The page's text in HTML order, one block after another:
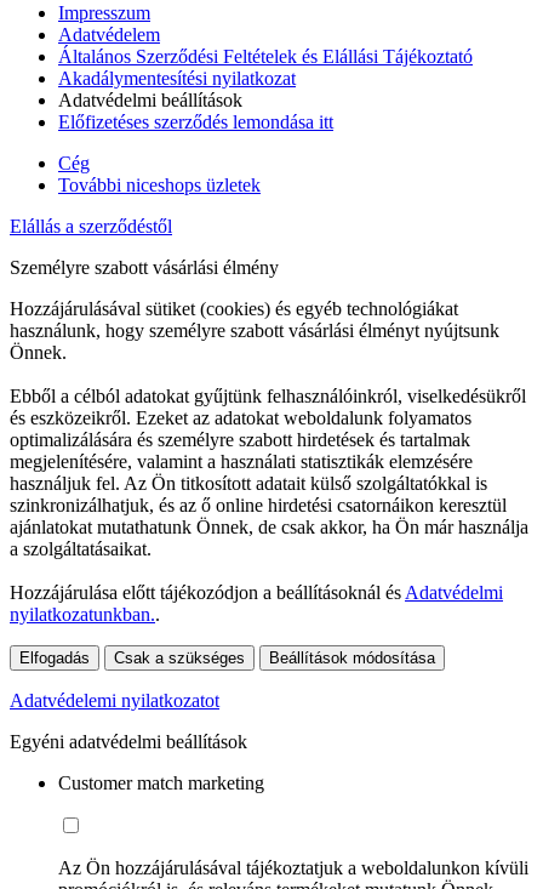
Impresszum
Adatvédelem
Általános Szerződési Feltételek és Elállási Tájékoztató
Akadálymentesítési nyilatkozat
Adatvédelmi beállítások
Előfizetéses szerződés lemondása itt
Cég
További niceshops üzletek
Elállás a szerződéstől
Személyre szabott vásárlási élmény
Hozzájárulásával sütiket (cookies) és egyéb technológiákat
használunk, hogy személyre szabott vásárlási élményt nyújtsunk
Önnek.
Ebből a célból adatokat gyűjtünk felhasználóinkról, viselkedésükről
és eszközeikről. Ezeket az adatokat weboldalunk folyamatos
optimalizálására és személyre szabott hirdetések és tartalmak
megjelenítésére, valamint a használati statisztikák elemzésére
használjuk fel. Az Ön titkosított adatait külső szolgáltatókkal is
szinkronizálhatjuk, és az ő online hirdetési csatornáikon keresztül
ajánlatokat mutathatunk Önnek, de csak akkor, ha Ön már használja
a szolgáltatásaikat.
Hozzájárulása előtt tájékozódjon a beállításoknál és Adatvédelmi
nyilatkozatunkban..
Elfogadás Csak a szükséges Beállítások módosítása
Adatvédelemi nyilatkozatot
Egyéni adatvédelmi beállítások
Customer match marketing
Az Ön hozzájárulásával tájékoztatjuk a weboldalunkon kívüli